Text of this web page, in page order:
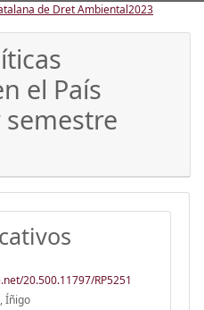
de Dret Ambiental2023
el País
semestre
20.500.11797/RP5251
Íñigo